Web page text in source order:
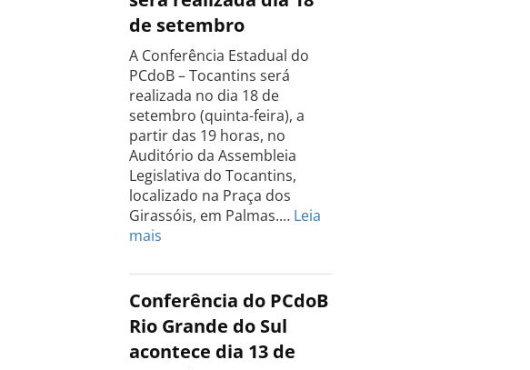
de setembro
A Conferência Estadual do
PCdoB – Tocantins será
realizada no dia 18 de
setembro (quinta-feira), a
partir das 19 horas, no
Auditório da Assembleia
Legislativa do Tocantins,
localizado na Praça dos
Girassóis, em Palmas.… Leia
mais
Estadual
do
Tocantins
será
Conferência do PCdoB
Rio Grande do Sul
acontece dia 13 de